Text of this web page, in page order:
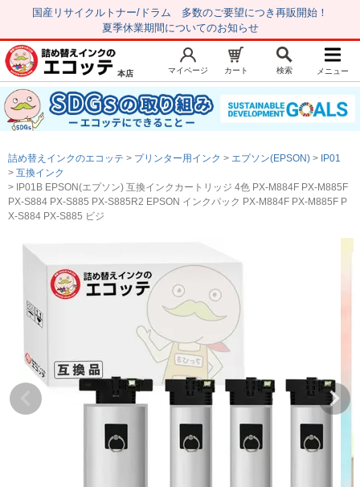
国産リサイクルトナー/ドラム 多数のご要望につき再販開始！
夏季休業期間についてのお知らせ
新規会員登録 マイページ
トップページ お気に入り
注文履歴 レビュー履歴
はじめての方へ
初心者用セット
キャノンインク
エプソンインク
詰め替えインク
互換インクボトル
互換インクカートリッジ
再生インクカートリッジ
本店 マイページ カート 検索 メニュー
詰め替えインクのエコッテ プリンター用インク エプソン(EPSON)
IP01
互換インク
IP01B EPSON(エプソン) 互換インクカートリッジ 4色 PX-M884F PX-M885F
PX-S884 PX-S885 PX-S885R2 EPSON インクパック PX-M884F PX-M885F P
X-S884 PX-S885 ビジ